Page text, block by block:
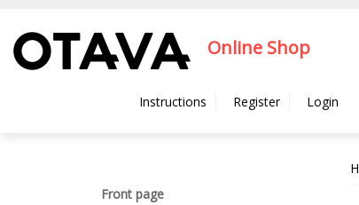
Online Shop
Instructions Register Login
Front page